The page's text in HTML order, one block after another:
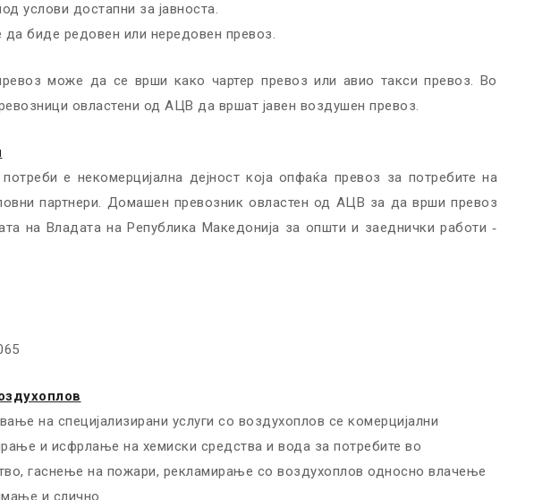
услови достапни за јавноста.
биде редовен или нередовен превоз.
може да се врши како чартер превоз или авио такси превоз. Во
овластени од АЦВ да вршат јавен воздушен превоз.
е некомерцијална дејност која опфаќа превоз за потребите на
партнери. Домашен превозник овластен од АЦВ за да врши превоз
на Владата на Република Македонија за општи и заеднички работи ‐
на специјализирани услуги со воздухоплов се комерцијални
и исфрлање на хемиски средства и вода за потребите во
гаснење на пожари, рекламирање со воздухоплов односно влачење
и слично.